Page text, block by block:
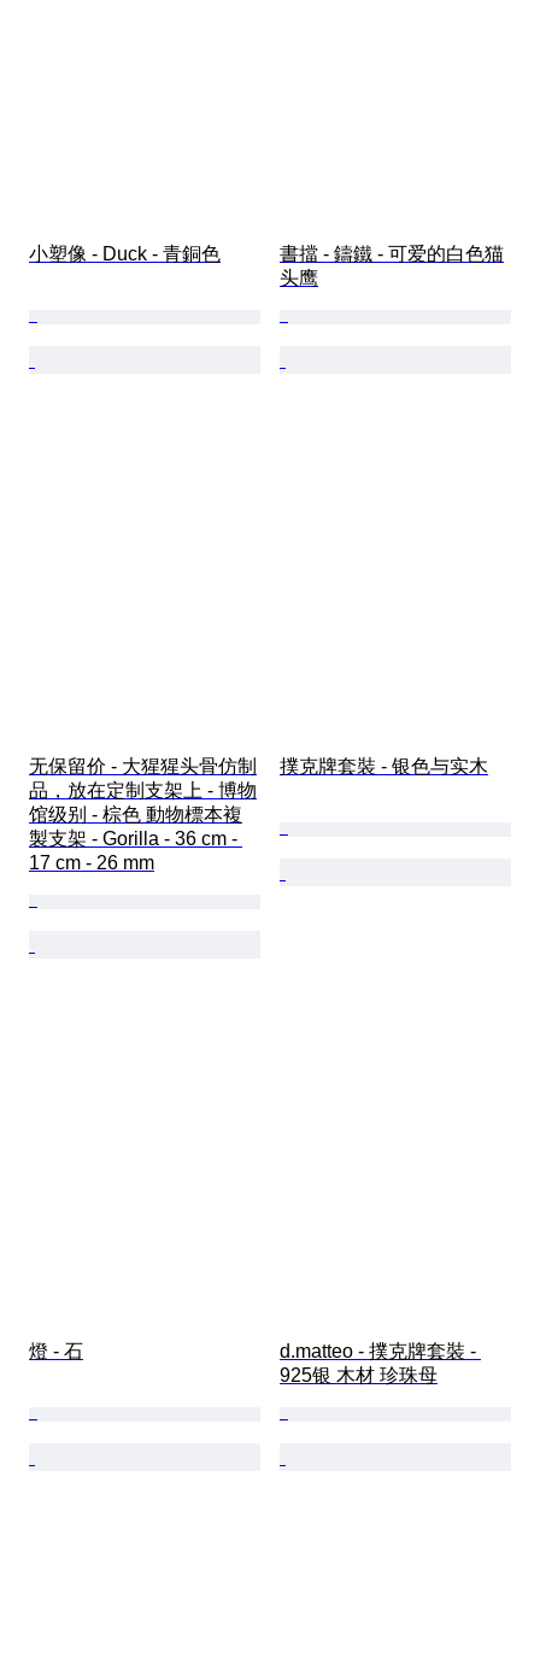
小塑像 - Duck - 青銅色
書擋 - 鑄鐵 - 可爱的白色猫
头鹰
无保留价 - 大猩猩头骨仿制
品，放在定制支架上 - 博物
馆级别 - 棕色 動物標本複
製支架 - Gorilla - 36 cm -
17 cm - 26 mm
撲克牌套裝 - 银色与实木
燈 - 石
d.matteo - 撲克牌套裝 -
925银 木材 珍珠母